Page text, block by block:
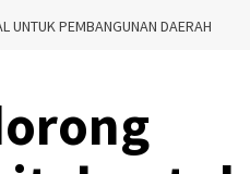
UNTUK PEMBANGUNAN DAERAH